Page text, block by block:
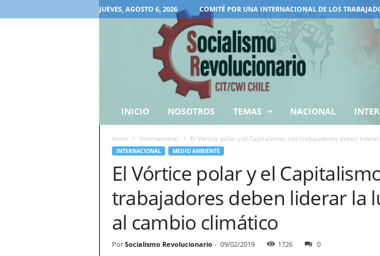
JUEVES, AGOSTO 6, 2026 COMITÉ POR UNA INTERNACIONAL DE LOS
INICIO NOSOTROS TEMAS NACIONAL
Inicio Internacional El Vórtice polar y el Capitalismo: Los trabajadores deben
INTERNACIONAL MEDIO AMBIENTE
El Vórtice polar y el
trabajadores deben liderar la
al cambio climático
Por Socialismo Revolucionario- 09/02/2019 1726 0